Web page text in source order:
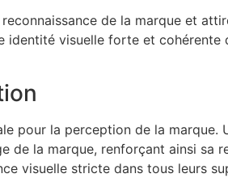
de la marque et
identité visuelle forte et
pour la perception de la
de la marque, renforçant ainsi sa
visuelle stricte dans tous leurs